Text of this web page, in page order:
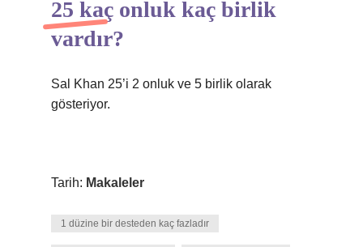
25 kaç onluk kaç birlik
vardır?
Sal Khan 25’i 2 onluk ve 5 birlik olarak
gösteriyor.
Tarih: Makaleler
1 düzine bir desteden kaç fazladır